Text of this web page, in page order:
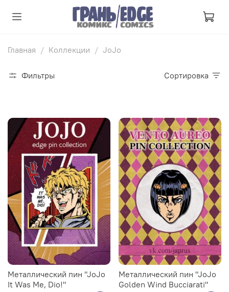
Главная Коллекции JoJo
Фильтры Сортировка
Металлический пин "JoJo
It Was Me, Dio!"
Металлический пин "JoJo
Golden Wind Bucciarati"